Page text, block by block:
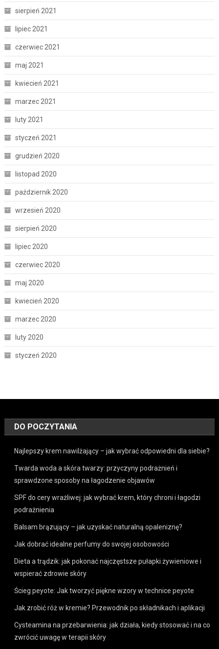
sierpień 2021
lipiec 2021
czerwiec 2021
maj 2021
kwiecień 2021
marzec 2021
luty 2021
styczeń 2021
grudzień 2020
listopad 2020
październik 2020
wrzesień 2020
sierpień 2020
lipiec 2020
czerwiec 2020
maj 2020
kwiecień 2020
marzec 2020
luty 2020
styczeń 2020
DO POCZYTANIA
Najlepszy krem nawilżający – jak wybrać odpowiedni dla siebie?
Twarda woda a skóra twarzy: przyczyny podrażnień i
sprawdzone sposoby na łagodzenie objawów
SPF do cery wrażliwej: jak wybrać krem, który chroni i łagodzi
podrażnienia
Balsam brązujący – jak uzyskać naturalną opaleniznę?
Jak dobrać idealne perfumy do swojej osobowości
Dieta a trądzik: jak pokonać najczęstsze pułapki żywieniowe i
wspierać zdrowie skóry
Ścieg peyote: Jak tworzyć piękne wzory w technice peyote
Jak zrobić róż w kremie? Przewodnik po składnikach i aplikacji
Cysteamina na przebarwienia: jak działa, kiedy stosować i na co
zwrócić uwagę w terapii skóry